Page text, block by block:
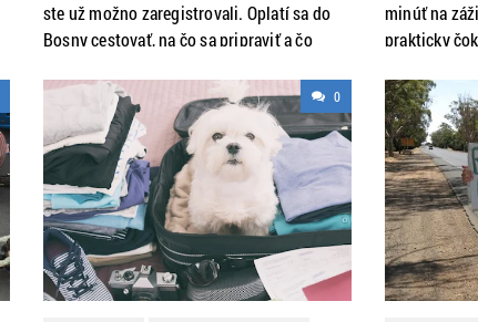
ste už možno zaregistrovali. Oplatí sa do
Bosny cestovať, na čo sa pripraviť a čo
preto na malý roadtrip a máme pre vás
niekoľko tipov.
minúť na
prakticky
Vybrali sme
ktorým
0